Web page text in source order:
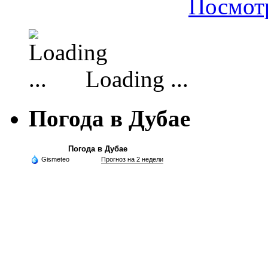
Loading ...
Погода в Дубае
Погода в Дубае
Gismeteo Прогноз на 2 недели